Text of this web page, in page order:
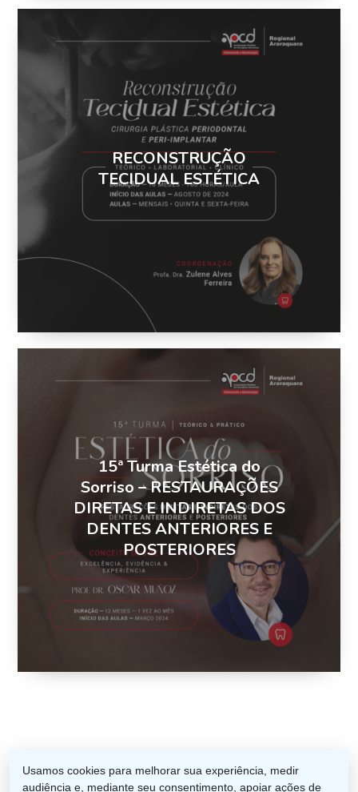
RECONSTRUÇÃO
TECIDUAL ESTÉTICA
15ª Turma Estética do
Sorriso – RESTAURAÇÕES
DIRETAS E INDIRETAS DOS
DENTES ANTERIORES E
POSTERIORES
Usamos cookies para melhorar sua experiência, medir
audiência e, mediante seu consentimento, apoiar ações de